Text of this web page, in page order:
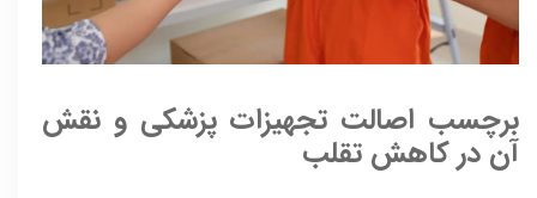
برچسب اصالت تجهیزات پزشکی و نقش
آن در کاهش تقلب